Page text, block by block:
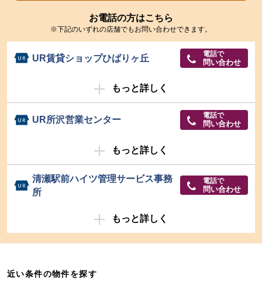
お電話の方はこちら
※下記のいずれの店舗でもお問い合わせできます。
UR賃貸ショップひばりヶ丘 電話で
問い合わせ
もっと詳しく
UR所沢営業センター 電話で
問い合わせ
もっと詳しく
清瀬駅前ハイツ管理サービス事務
所
電話で
問い合わせ
もっと詳しく
近い条件の物件を探す